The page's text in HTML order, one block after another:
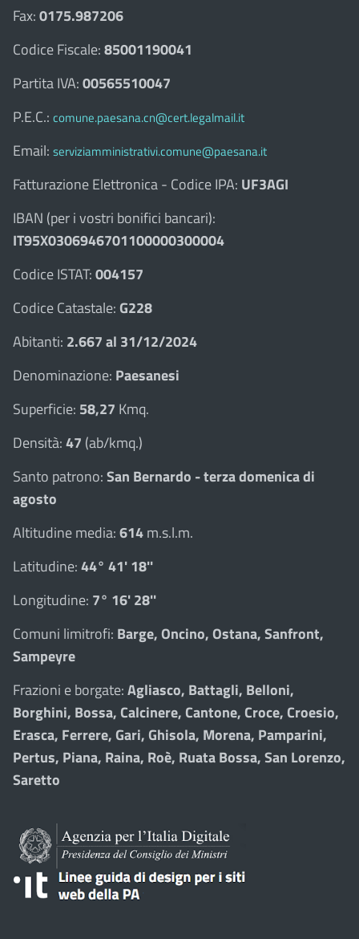
Fax:0175.987206
Codice Fiscale:85001190041
Partita IVA:00565510047
P.E.C.: comune.paesana.cn@cert.legalmail.it
Email: serviziamministrativi.comune@paesana.it
Fatturazione Elettronica - Codice IPA: UF3AGI
IBAN (per i vostri bonifici bancari):
IT95X0306946701100000300004
Codice ISTAT:004157
Codice Catastale:G228
Abitanti: 2.667 al 31/12/2024
Denominazione: Paesanesi
Superficie: 58,27 Kmq.
Densità:47 (ab/kmq.)
Santo patrono:San Bernardo - terza domenica di
agosto
Altitudine media:614m.s.l.m.
Latitudine:44° 41' 18''
Longitudine: 7° 16' 28''
Comuni limitrofi: Barge, Oncino, Ostana, Sanfront,
Sampeyre
Frazioni e borgate:Agliasco, Battagli, Belloni,
Borghini, Bossa, Calcinere, Cantone, Croce, Croesio,
Erasca, Ferrere, Gari, Ghisola, Morena, Pamparini,
Pertus, Piana, Raina, Roè, Ruata Bossa, San Lorenzo,
Saretto